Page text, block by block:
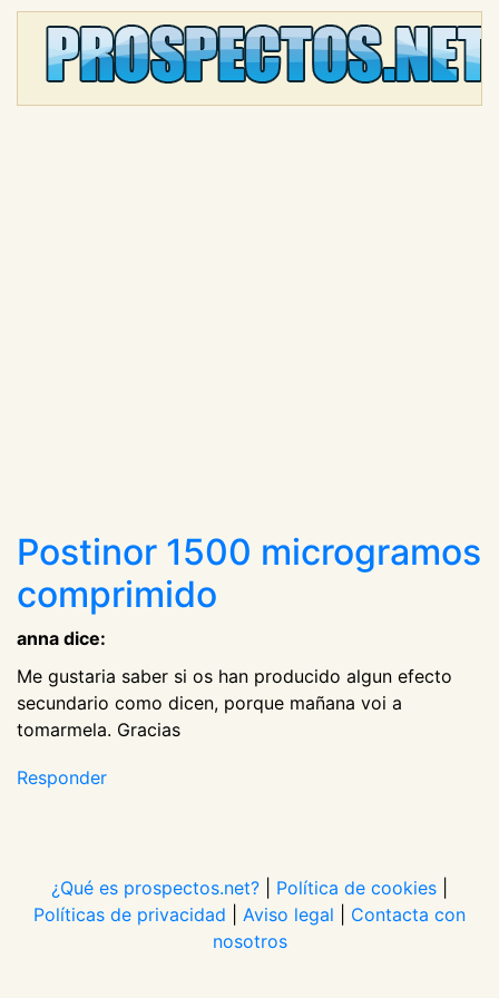
Postinor 1500 microgramos
comprimido
anna dice:
Me gustaria saber si os han producido algun efecto
secundario como dicen, porque mañana voi a
tomarmela. Gracias
Responder
¿Qué es prospectos.net? Política de cookies
Políticas de privacidad
Aviso legal
Contacta con
nosotros